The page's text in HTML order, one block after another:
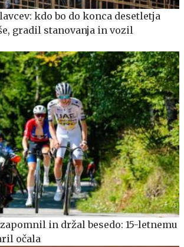
kdo bo do konca desetletja
gradil stanovanja in vozil
in držal besedo: 15-letnemu
očala